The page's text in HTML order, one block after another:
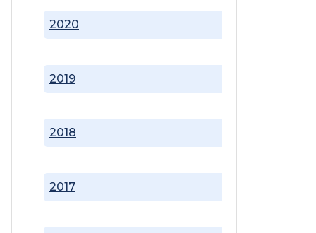
2017
2018
2019
2020